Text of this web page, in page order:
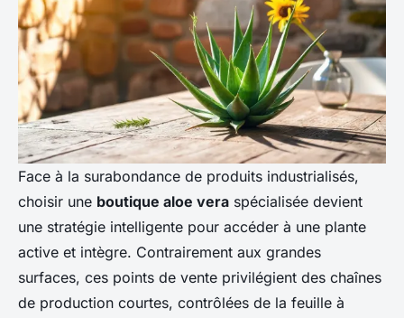
Face à la surabondance de produits industrialisés,
choisir une boutique aloe vera spécialisée devient
une stratégie intelligente pour accéder à une plante
active et intègre. Contrairement aux grandes
surfaces, ces points de vente privilégient des chaînes
de production courtes, contrôlées de la feuille à